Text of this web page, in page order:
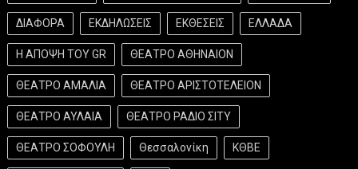
ΔΙΑΦΟΡΑ ΕΚΔΗΛΩΣΕΙΣ ΕΚΘΕΣΕΙΣ ΕΛΛΑΔΑ
Η ΑΠΟΨΗ ΤΟΥ GR ΘΕΑΤΡΟ ΑΘΗΝΑΙΟΝ
ΘΕΑΤΡΟ ΑΜΑΛΙΑ ΘΕΑΤΡΟ ΑΡΙΣΤΟΤΕΛΕΙΟΝ
ΘΕΑΤΡΟ ΑΥΛΑΙΑ ΘΕΑΤΡΟ ΡΑΔΙΟ ΣΙΤΥ
ΘΕΑΤΡΟ ΣΟΦΟΥΛΗ Θεσσαλονίκη ΚΘΒΕ